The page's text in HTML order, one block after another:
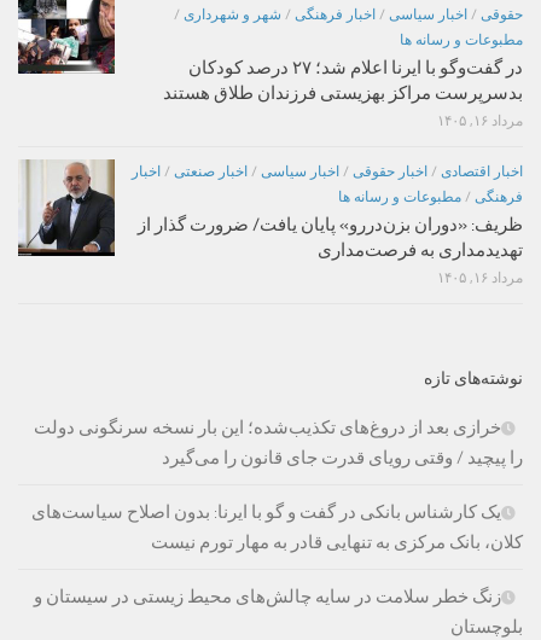
حقوقی / اخبار سیاسی / اخبار فرهنگی / شهر و شهرداری /
مطبوعات و رسانه ها
در گفت‌وگو با ایرنا اعلام شد؛ ۲۷ درصد کودکان
بدسرپرست مراکز بهزیستی فرزندان طلاق هستند
مرداد ۱۶, ۱۴۰۵
اخبار اقتصادی / اخبار حقوقی / اخبار سیاسی / اخبار صنعتی / اخبار
فرهنگی / مطبوعات و رسانه ها
ظریف: «دوران بزن‌دررو» پایان یافت/ ضرورت گذار از
تهدیدمداری به فرصت‌مداری
مرداد ۱۶, ۱۴۰۵
نوشته‌های تازه
خرازی بعد از دروغ‌های تکذیب‌شده؛ این بار نسخه سرنگونی دولت
را پیچید / وقتی رویای قدرت جای قانون را می‌گیرد
یک کارشناس بانکی در گفت و گو با ایرنا: بدون اصلاح سیاست‌های
کلان، بانک مرکزی به تنهایی قادر به مهار تورم نیست
زنگ خطر سلامت در سایه چالش‌های محیط زیستی در سیستان و
بلوچستان